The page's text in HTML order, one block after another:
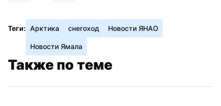
Теги: Арктика снегоход Новости ЯНАО
Новости Ямала
Также по теме